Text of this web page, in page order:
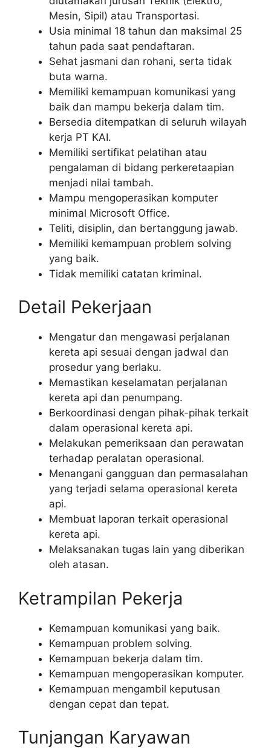
Mesin, Sipil) atau Transportasi.
Usia minimal 18 tahun dan maksimal 25
tahun pada saat pendaftaran.
Sehat jasmani dan rohani, serta tidak
buta warna.
Memiliki kemampuan komunikasi yang
baik dan mampu bekerja dalam tim.
Bersedia ditempatkan di seluruh wilayah
kerja PT KAI.
Memiliki sertifikat pelatihan atau
pengalaman di bidang perkeretaapian
menjadi nilai tambah.
Mampu mengoperasikan komputer
minimal Microsoft Office.
Teliti, disiplin, dan bertanggung jawab.
Memiliki kemampuan problem solving
yang baik.
Tidak memiliki catatan kriminal.
Detail Pekerjaan
Mengatur dan mengawasi perjalanan
kereta api sesuai dengan jadwal dan
prosedur yang berlaku.
Memastikan keselamatan perjalanan
kereta api dan penumpang.
Berkoordinasi dengan pihak-pihak terkait
dalam operasional kereta api.
Melakukan pemeriksaan dan perawatan
terhadap peralatan operasional.
Menangani gangguan dan permasalahan
yang terjadi selama operasional kereta
api.
Membuat laporan terkait operasional
kereta api.
Melaksanakan tugas lain yang diberikan
oleh atasan.
Ketrampilan Pekerja
Kemampuan komunikasi yang baik.
Kemampuan problem solving.
Kemampuan bekerja dalam tim.
Kemampuan mengoperasikan komputer.
Kemampuan mengambil keputusan
dengan cepat dan tepat.
Tunjangan Karyawan